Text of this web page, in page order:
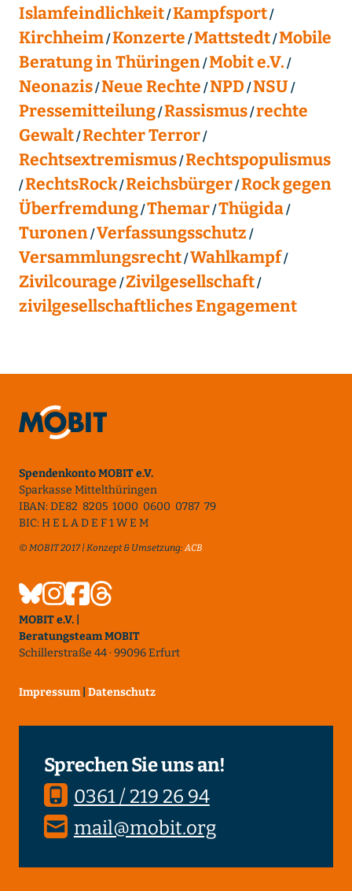
Islamfeindlichkeit Kampfsport
Kirchheim Konzerte Mattstedt Mobile
Beratung in Thüringen Mobit e.V.
Neonazis Neue Rechte NPD NSU
Pressemitteilung Rassismus rechte
Gewalt Rechter Terror
Rechtsextremismus Rechtspopulismus
RechtsRock Reichsbürger Rock gegen
Überfremdung Themar Thügida
Turonen Verfassungsschutz
Versammlungsrecht Wahlkampf
Zivilcourage Zivilgesellschaft
zivilgesellschaftliches Engagement
Spendenkonto MOBIT e.V.
Sparkasse Mittelthüringen
IBAN: DE82 8205 1000 0600 0787 79
BIC: H E L A D E F 1 W E M
© MOBIT 2017 | Konzept & Umsetzung:ACB
MOBIT e.V. |
Beratungsteam MOBIT
Schillerstraße 44 · 99096 Erfurt
Impressum Datenschutz
Sprechen Sie uns an!
0361 / 219 26 94
mail@mobit.org